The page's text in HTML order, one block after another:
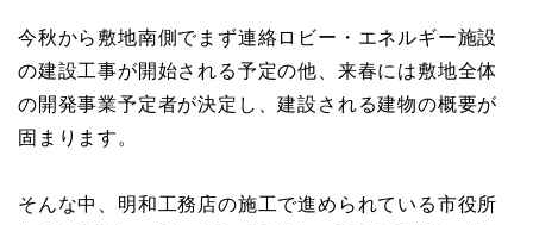
今秋から敷地南側でまず連絡ロビー・エネルギー施設
の建設工事が開始される予定の他、来春には敷地全体
の開発事業予定者が決定し、建設される建物の概要が
固まります。
そんな中、明和工務店の施工で進められている市役所